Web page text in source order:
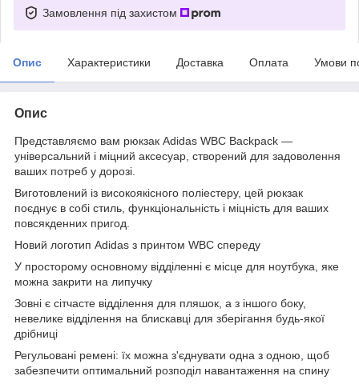
Замовлення під захистом
Опис Характеристики Доставка Оплата Умови
Опис
Представляємо вам рюкзак Adidas WBC Backpack —
універсальний і міцний аксесуар, створений для задоволення
ваших потреб у дорозі.
Виготовлений із високоякісного поліестеру, цей рюкзак
поєднує в собі стиль, функціональність і міцність для ваших
повсякденних пригод.
Новий логотип Adidas з принтом WBC спереду
У просторому основному відділенні є місце для ноутбука, яке
можна закрити на липучку
Зовні є сітчасте відділення для пляшок, а з іншого боку,
невелике відділення на блискавці для зберігання будь-якої
дрібниці
Регульовані ремені: їх можна з'єднувати одна з одною, щоб
забезпечити оптимальний розподіл навантаження на спину